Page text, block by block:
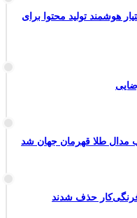
تولید محتوا برای
مدال طلا قهرمان جهان شد